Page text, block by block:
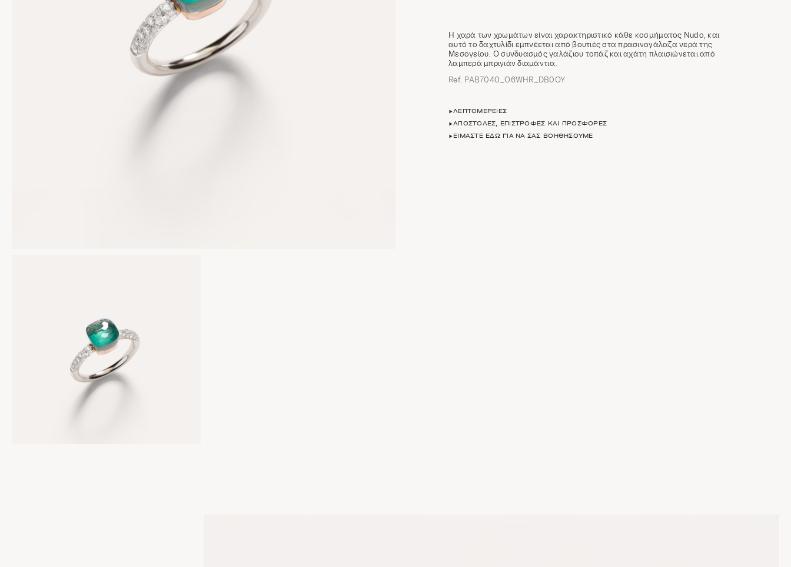
Η χαρά των χρωμάτων είναι χαρακτηριστικό κάθε κοσμήματος Nudo, και
αυτό το δαχτυλίδι εμπνέεται από βουτιές στα πρασινογάλαζα νερά της
Μεσογείου. Ο συνδυασμός γαλάζιου τοπάζ και αχάτη πλαισιώνεται από
λαμπερά μπριγιάν διαμάντια.
Ref. PAB7040_O6WHR_DB0OY
ΛΕΠΤΟΜΈΡΕΙΕΣ
ΑΠΟΣΤΟΛΈΣ, ΕΠΙΣΤΡΟΦΈΣ ΚΑΙ ΠΡΟΣΦΟΡΈΣ
ΕΊΜΑΣΤΕ ΕΔΏ ΓΙΑ ΝΑ ΣΑΣ ΒΟΗΘΉΣΟΥΜΕ